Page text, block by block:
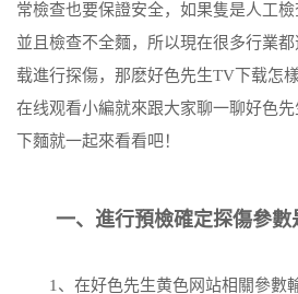
常檢查也要保證安全，如果隻是人工檢
並且檢查不全麵，所以現在很多行業
载進行探傷，那麽好色先生TV下载怎
在线观看小編就來跟大家聊一聊好色先
下麵就一起來看看吧！
一、進行預檢確定探傷參數
1、在好色先生黄色网站相關參數